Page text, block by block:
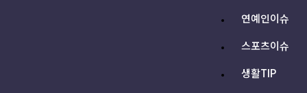
연예인이슈
스포츠이슈
생활TIP